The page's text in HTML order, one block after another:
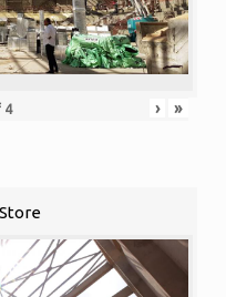
4 › »